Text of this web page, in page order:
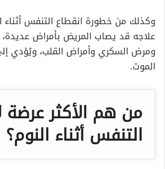
وكذلك من خطورة انقطاع التنفس أثناء
علاجه قد يصاب المريض بأمراض
ومرض السكري وأمراض القلب، ويُؤدي
الموت.
من هم الأكثر عرضة
التنفس أثناء النوم؟